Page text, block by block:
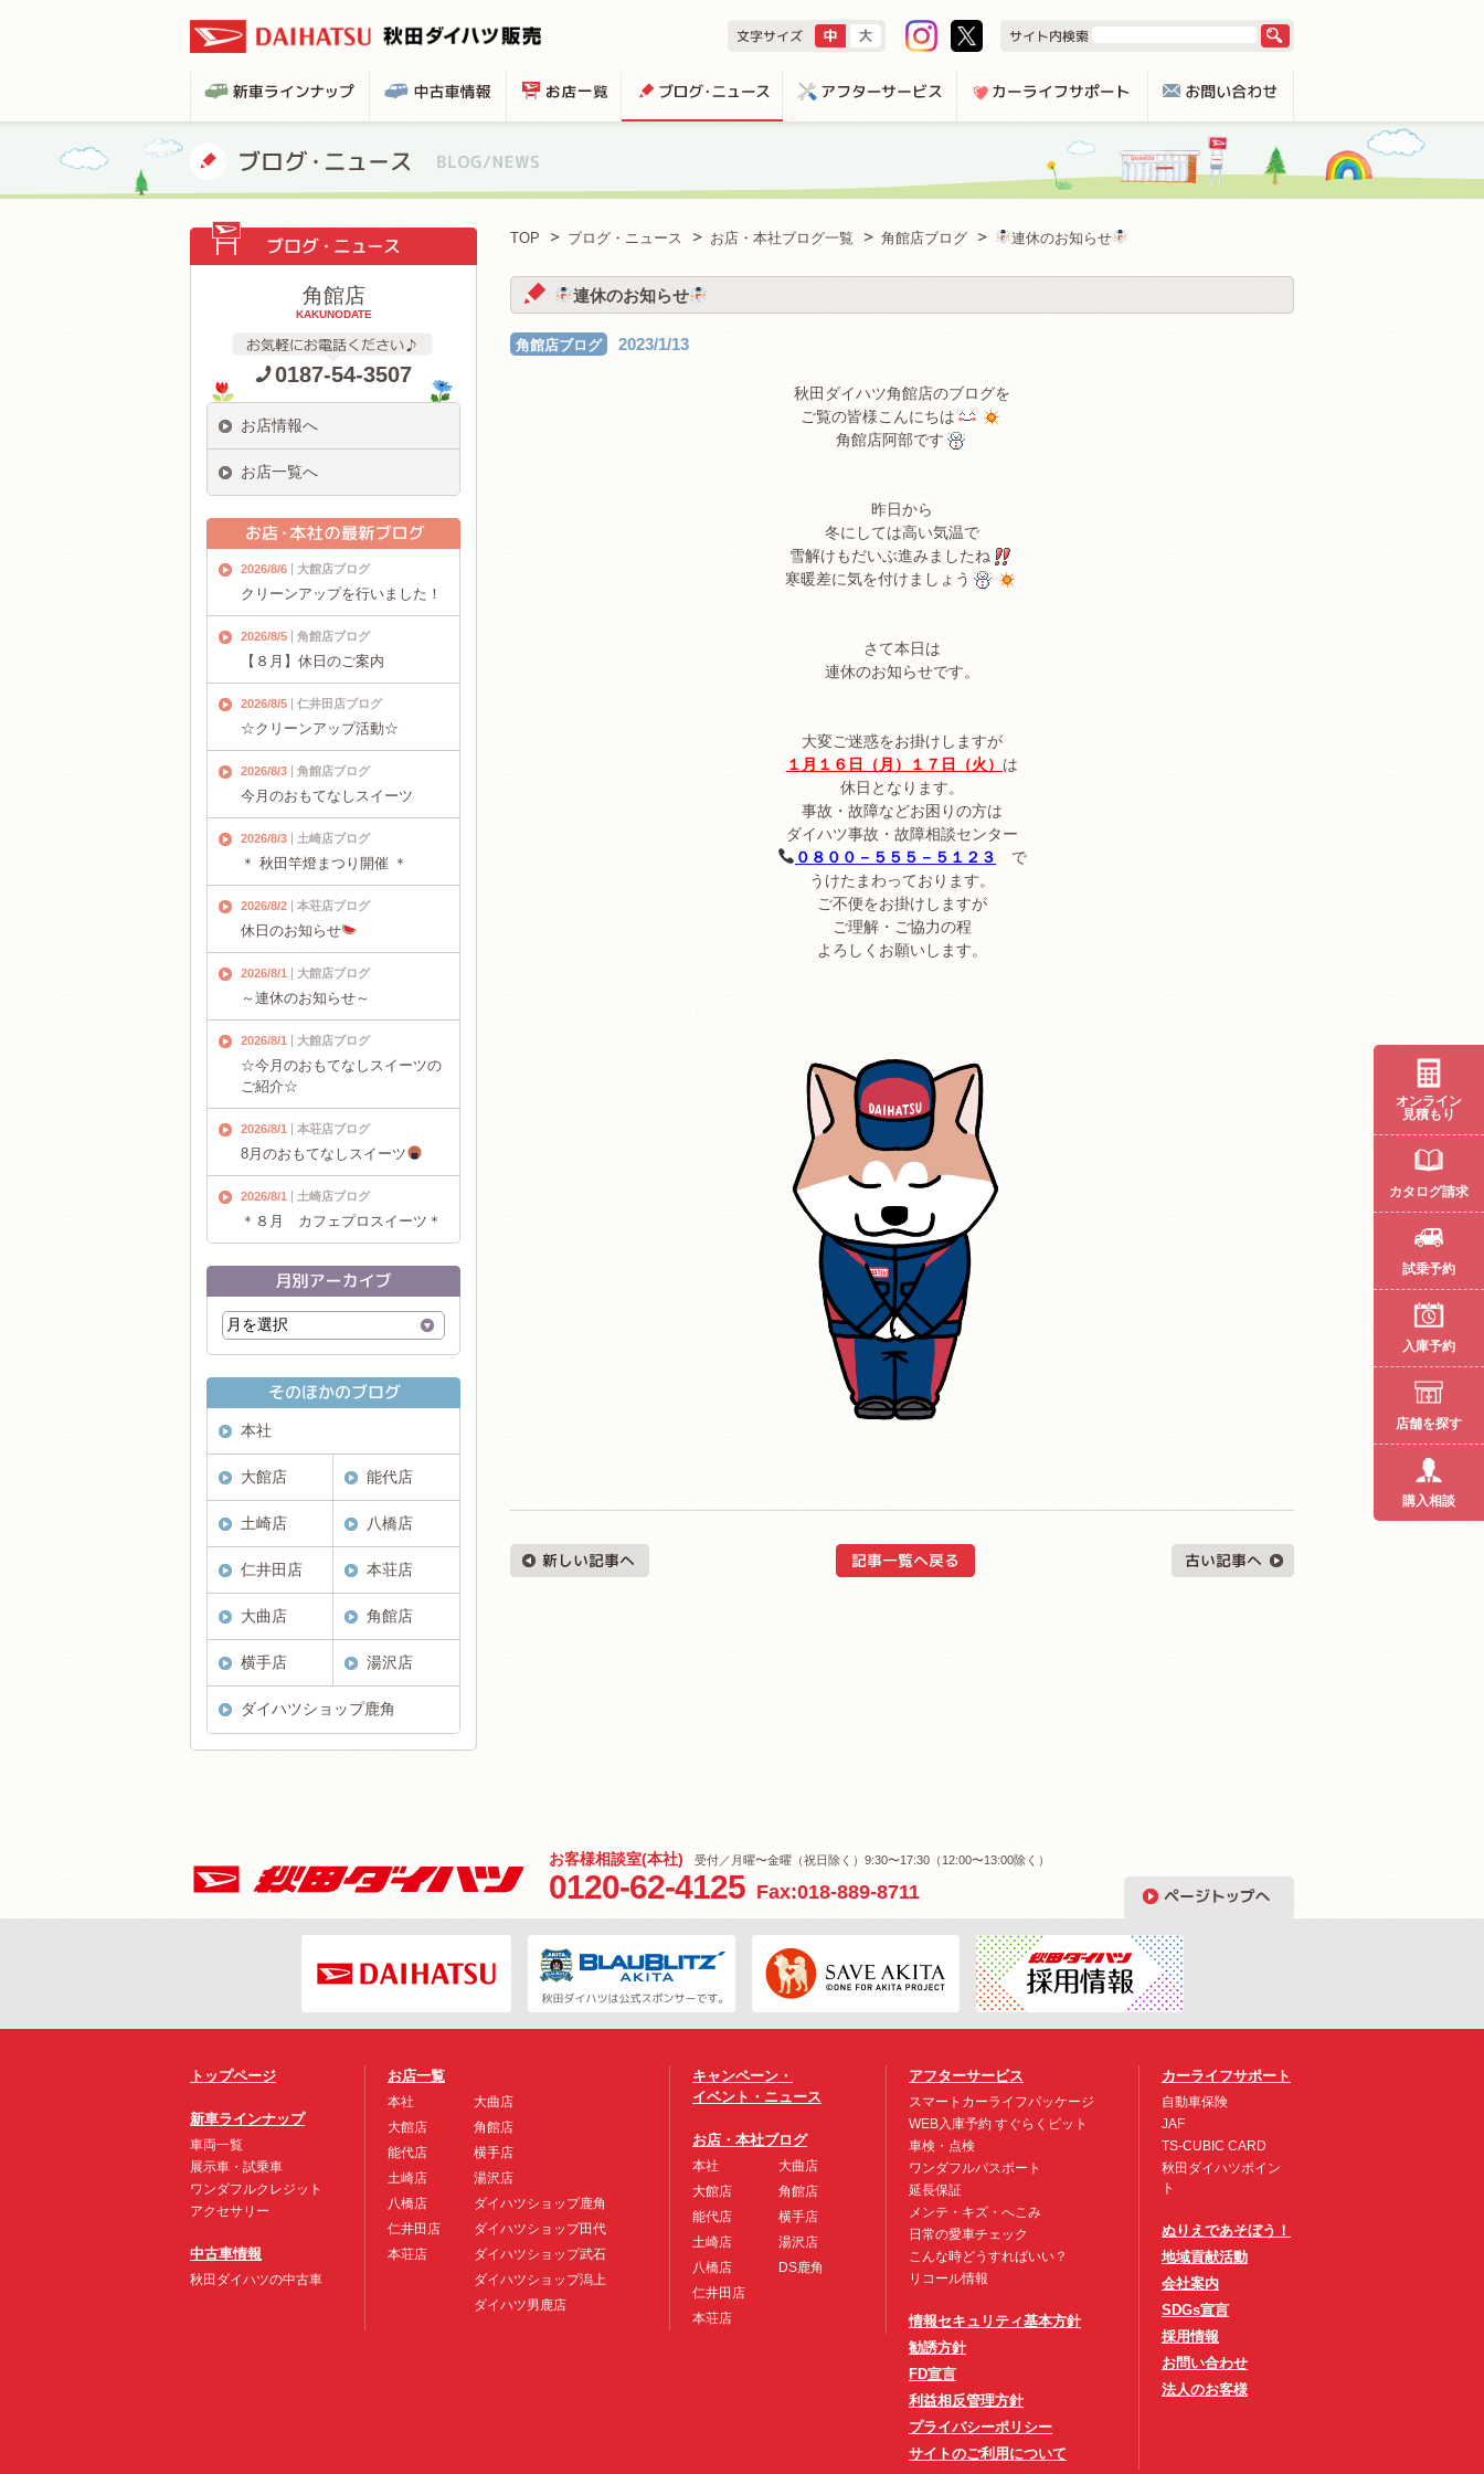
TOP ブログ・ニュース お店・本社ブログ一覧 角館店ブログ 連休のお知らせ
連休のお知らせ
角館店ブログ 2023/1/13
秋田ダイハツ角館店のブログを
ご覧の皆様こんにちは
角館店阿部です
昨日から
冬にしては高い気温で
雪解けもだいぶ進みましたね
寒暖差に気を付けましょう
さて本日は
連休のお知らせです。
大変ご迷惑をお掛けしますが
１月１６日（月）１７日（火） は
休日となります。
事故・故障などお困りの方は
ダイハツ事故・故障相談センター
０８００－５５５－５１２３
で
うけたまわっております。
ご不便をお掛けしますが
ご理解・ご協力の程
よろしくお願いします。
角館店
KAKUNODATE
0187-54-3507
お店情報へ
お店一覧へ
2026/8/6 大館店ブログ
クリーンアップを行いました！
2026/8/5 角館店ブログ
【８月】休日のご案内
2026/8/5 仁井田店ブログ
☆クリーンアップ活動☆
2026/8/3 角館店ブログ
今月のおもてなしスイーツ
2026/8/3 土崎店ブログ
＊ 秋田竿燈まつり開催 ＊
2026/8/2 本荘店ブログ
休日のお知らせ
2026/8/1 大館店ブログ
～連休のお知らせ～
2026/8/1 大館店ブログ
☆今月のおもてなしスイーツの
ご紹介☆
2026/8/1 本荘店ブログ
8月のおもてなしスイーツ
2026/8/1 土崎店ブログ
＊８月 カフェプロスイーツ＊
本社
大館店 能代店
土崎店 八橋店
仁井田店 本荘店
大曲店 角館店
横手店 湯沢店
ダイハツショップ鹿角
お客様相談室(本社) 受付／月曜〜金曜（祝日除く）9:30〜17:30（12:00〜13:00除く）
0120-62-4125 Fax:018-889-8711
トップページ
新車ラインナップ
車両一覧
展示車・試乗車
ワンダフルクレジット
アクセサリー
中古車情報
秋田ダイハツの中古車
お店一覧
本社
大館店
能代店
土崎店
八橋店
仁井田店
本荘店
大曲店
角館店
横手店
湯沢店
ダイハツショップ鹿角
ダイハツショップ田代
ダイハツショップ武石
ダイハツショップ潟上
ダイハツ男鹿店
キャンペーン・
イベント・ニュース
お店・本社ブログ
本社
大館店
能代店
土崎店
八橋店
仁井田店
本荘店
大曲店
角館店
横手店
湯沢店
DS鹿角
アフターサービス
スマートカーライフパッケージ
WEB入庫予約 すぐらくピット
車検・点検
ワンダフルパスポート
延長保証
メンテ・キズ・へこみ
日常の愛車チェック
こんな時どうすればいい？
リコール情報
情報セキュリティ基本方針
勧誘方針
FD宣言
利益相反管理方針
プライバシーポリシー
サイトのご利用について
カーライフサポート
自動車保険
JAF
TS-CUBIC CARD
秋田ダイハツポイン
ト
ぬりえであそぼう！
地域貢献活動
会社案内
SDGs宣言
採用情報
お問い合わせ
法人のお客様
オンライン
見積もり
カタログ請求
試乗予約
入庫予約
店舗を探す
購入相談